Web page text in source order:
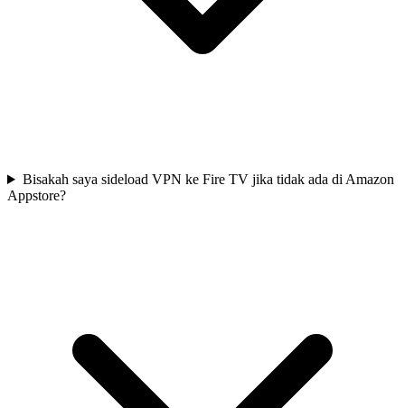
Bisakah saya sideload VPN ke Fire TV jika tidak ada di Amazon
Appstore?